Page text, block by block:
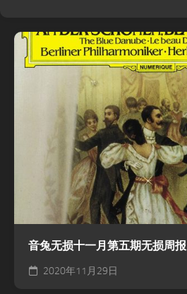
音兔无损十一月第五期无损周报
2020年11月29日